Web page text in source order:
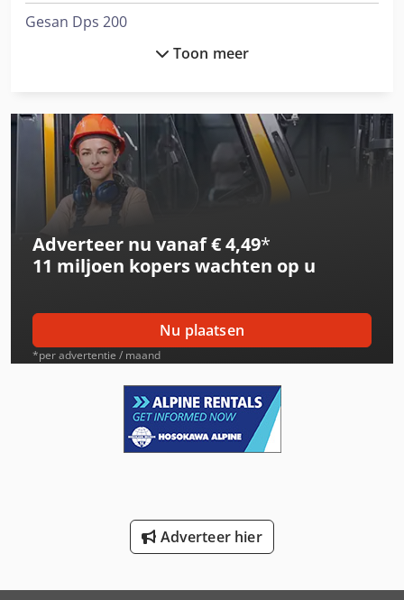
Gesan Dps 200
Gesan Dvs 130
Gesan Dvs 140
Gesan Dvs 200
International
International 1455
International 353
International 3688
International 433
International 453
Toon meer
Adverteer nu vanaf € 4,49*
11 miljoen koperswachten op u
Nu plaatsen
*per advertentie / maand
Adverteer hier